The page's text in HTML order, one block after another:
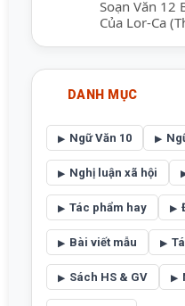
Soạn Văn 12
Của Lor-Ca
DANH MỤC
Ngữ Văn 10
Nghị luận xã hội
Tác phẩm hay
Bài viết mẫu
Sách HS & GV